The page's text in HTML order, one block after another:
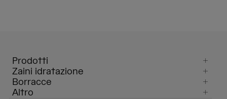
Prodotti
Zaini idratazione
Borracce
Altro